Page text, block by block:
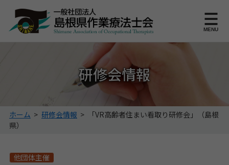
このページの本文へ
MENU
研修会情報
こ
の
ジ
ホーム > 研修会情報 >
「VR高齢者住まい看取り研修会」（島根
県）
他団体主催